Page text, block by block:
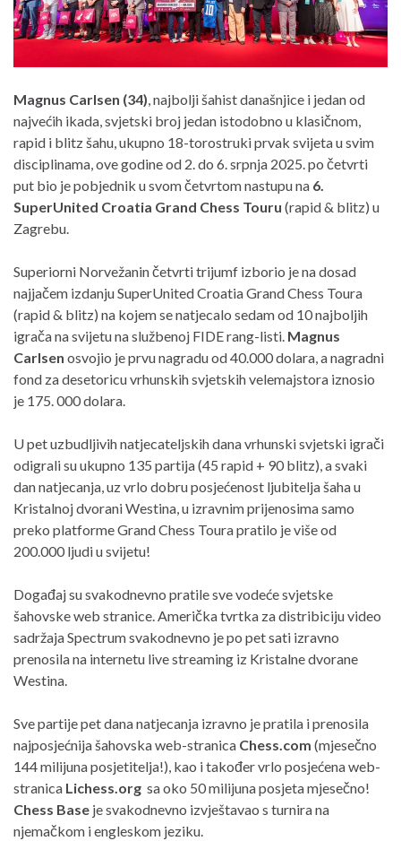
Magnus Carlsen (34), najbolji šahist današnjice i jedan od
najvećih ikada, svjetski broj jedan istodobno u klasičnom,
rapid i blitz šahu, ukupno 18-torostruki prvak svijeta u svim
disciplinama, ove godine od 2. do 6. srpnja 2025. po četvrti
put bio je pobjednik u svom četvrtom nastupu na 6.
SuperUnited Croatia Grand Chess Touru (rapid & blitz) u
Zagrebu.
Superiorni Norvežanin četvrti trijumf izborio je na dosad
najjačem izdanju SuperUnited Croatia Grand Chess Toura
(rapid & blitz) na kojem se natjecalo sedam od 10 najboljih
igrača na svijetu na službenoj FIDE rang-listi. Magnus
Carlsen osvojio je prvu nagradu od 40.000 dolara, a nagradni
fond za desetoricu vrhunskih svjetskih velemajstora iznosio
je 175. 000 dolara.
U pet uzbudljivih natjecateljskih dana vrhunski svjetski igrači
odigrali su ukupno 135 partija (45 rapid + 90 blitz), a svaki
dan natjecanja, uz vrlo dobru posjećenost ljubitelja šaha u
Kristalnoj dvorani Westina, u izravnim prijenosima samo
preko platforme Grand Chess Toura pratilo je više od
200.000 ljudi u svijetu!
Događaj su svakodnevno pratile sve vodeće svjetske
šahovske web stranice. Američka tvrtka za distribiciju video
sadržaja Spectrum svakodnevno je po pet sati izravno
prenosila na internetu live streaming iz Kristalne dvorane
Westina.
Sve partije pet dana natjecanja izravno je pratila i prenosila
najposjećnija šahovska web-stranica Chess.com (mjesečno
144 milijuna posjetitelja!), kao i također vrlo posjećena web-
stranica Lichess.org sa oko 50 milijuna posjeta mjesečno!
Chess Base je svakodnevno izvještavao s turnira na
njemačkom i engleskom jeziku.